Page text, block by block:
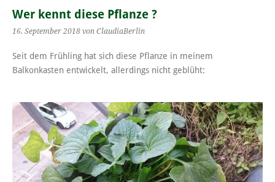
Wer kennt diese Pflanze ?
16. September 2018 von ClaudiaBerlin
Seit dem Frühling hat sich diese Pflanze in meinem
Balkonkasten entwickelt, allerdings nicht geblüht: